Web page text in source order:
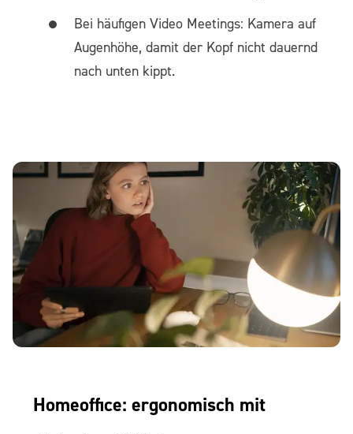
Bei häufigen Video Meetings: Kamera auf
Augenhöhe, damit der Kopf nicht dauernd
nach unten kippt.
Homeoffice: ergonomisch mit